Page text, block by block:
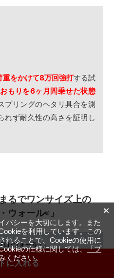
に入れる
をかけて8万回強打する試
もりを6ヶ月間乗せた状態
プリングのヘタリ具合を測
れず耐久性の高さを証明し
るでワンサイズ上の
ウォール® 」
バシーを大切にします。また
を利用しています。この
れることで、Cookieの使用に
の仕様に関しては、「プ
ください。